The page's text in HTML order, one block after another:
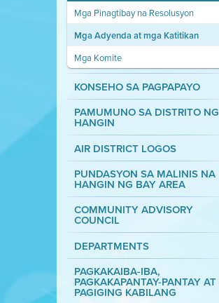
Mga Pinagtibay na Resolusyon
Mga Adyenda at mga Katitikan
Mga Komite
KONSEHO SA PAGPAPAYO
PAMUMUNO SA DISTRITO NG
HANGIN
AIR DISTRICT LOGOS
PUNDASYON SA MALINIS NA
HANGIN NG BAY AREA
COMMUNITY ADVISORY
COUNCIL
DEPARTMENTS
PAGKAKAIBA-IBA,
PAGKAKAPANTAY-PANTAY AT
PAGIGING KABILANG